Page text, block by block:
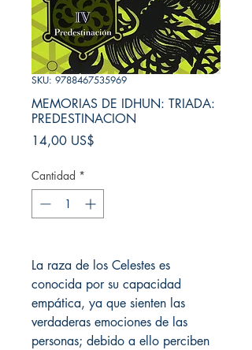
SKU: 9788467535969
MEMORIAS DE IDHUN: TRIADA:
PREDESTINACION
14,00 US$
Cantidad *
La raza de los Celestes es
conocida por su capacidad
empática, ya que sienten las
verdaderas emociones de las
personas; debido a ello perciben